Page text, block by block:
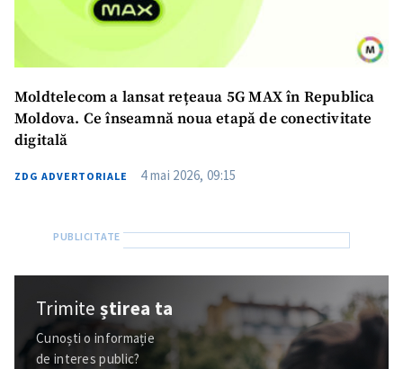
Moldtelecom a lansat rețeaua 5G MAX în Republica
Moldova. Ce înseamnă noua etapă de conectivitate
digitală
ZDG ADVERTORIALE 4 mai 2026, 09:15
Trimiteștirea ta
Cunoști o informație
de interes public?